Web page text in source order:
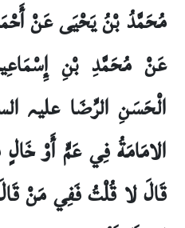
مُحَمَّدُ بْنُ يَحْيَى عَنْ
عَنْ مُحَمَّدِ بْنِ
الْحَسَنِ الرِّضَا علیہ
الامَامَةُ فِي عَمٍّ أَوْ
قَالَ لا قُلْتُ فَفِي مَنْ